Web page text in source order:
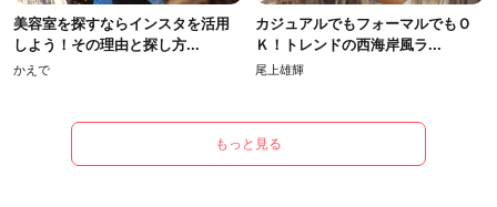
美容室を探すならインスタを活用
しよう！その理由と探し方...
かえで
カジュアルでもフォーマルでもＯ
Ｋ！トレンドの西海岸風ラ...
尾上雄輝
もっと見る